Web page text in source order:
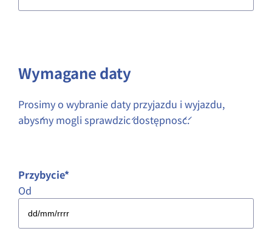
Wymagane daty
Prosimy o wybranie daty przyjazdu i wyjazdu,
abyśmy mogli sprawdzić dostępność.
Przybycie*
Od
DD